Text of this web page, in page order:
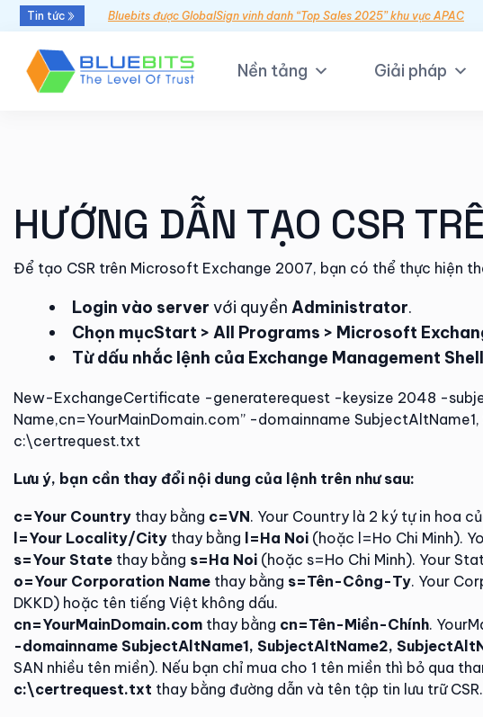
Tin tức Bluebits được GlobalSign vinh danh “Top Sales 2025” khu vực APAC
Nền tảng Giải pháp
HƯỚNG DẪN TẠO CSR
Để tạo CSR trên Microsoft Exchange 2007, bạn có thể thực hiện
Login vào server với quyền Administrator.
Chọn mụcStart > All Programs > Microsoft
Từ dấu nhắc lệnh của Exchange Management
New-ExchangeCertificate -generaterequest -keysize 2048 -
Name,cn=YourMainDomain.com” -domainname
c:\certrequest.txt
Lưu ý, bạn cần thay đổi nội dung của lệnh trên như sau:
c=Your Country thay bằng c=VN. Your Country là 2 ký tự in hoa
l=Your Locality/City thay bằng l=Ha Noi (hoặc l=Ho Chi Minh).
s=Your State thay bằng s=Ha Noi (hoặc s=Ho Chi Minh). Your
o=Your Corporation Name thay bằng s=Tên-Công-Ty. Your
DKKD) hoặc tên tiếng Việt không dấu.
cn=YourMainDomain.com thay bằng cn=Tên-Miền-Chính.
-domainname SubjectAltName1, SubjectAltName2,
SAN nhiều tên miền). Nếu bạn chỉ mua cho 1 tên miền thì bỏ qua
c:\certrequest.txt thay bằng đường dẫn và tên tập tin lưu trữ CSR.